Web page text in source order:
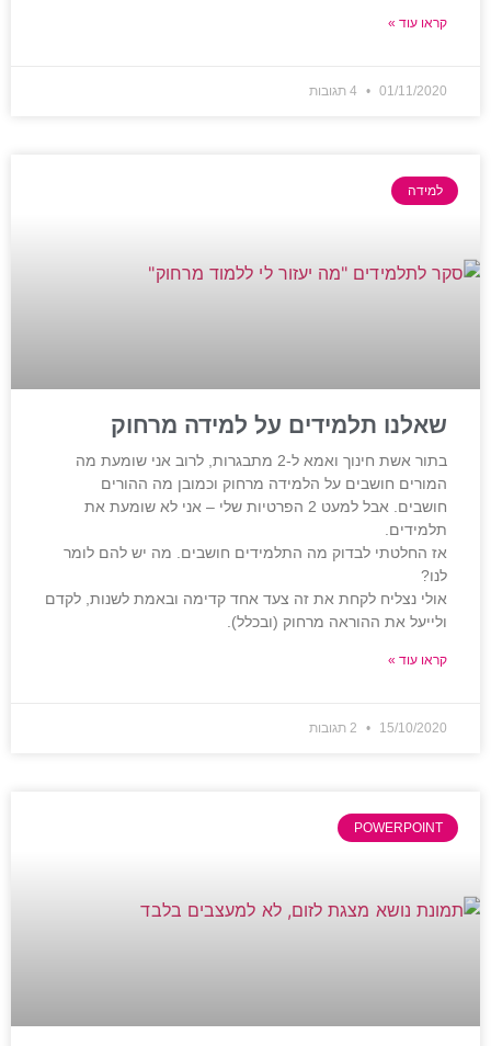
קראו עוד »
01/11/2020 4 תגובות
למידה
שאלנו תלמידים על למידה מרחוק
בתור אשת חינוך ואמא ל-2 מתבגרות, לרוב אני שומעת מה
המורים חושבים על הלמידה מרחוק וכמובן מה ההורים
חושבים. אבל למעט 2 הפרטיות שלי – אני לא שומעת את
תלמידים.
אז החלטתי לבדוק מה התלמידים חושבים. מה יש להם לומר
לנו?
אולי נצליח לקחת את זה צעד אחד קדימה ובאמת לשנות, לקדם
ולייעל את ההוראה מרחוק (ובכלל).
קראו עוד »
15/10/2020
POWERPOINT